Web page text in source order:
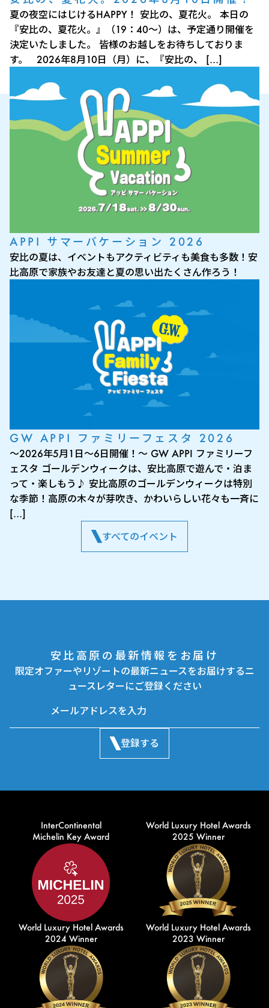
夏の夜空にはじけるHAPPY！ 安比の、夏花火。 本日の
『安比の、夏花火。』（19：40～）は、予定通り開催を
決定いたしました。 皆様のお越しをお待ちしておりま
す。 2026年8月10日（月）に、『安比の、 […]
APPI サマーバケーション 2026
安比の夏は、イベントもアクティビティも美食も多数！安
比高原で家族やお友達と夏の思い出たくさん作ろう！
GW APPI ファミリーフェスタ 2026
～2026年5月1日～6日開催！～ GW APPI ファミリーフ
ェスタ ゴールデンウィークは、安比高原で遊んで・泊ま
って・楽しもう♪ 安比高原のゴールデンウィークは特別
な季節！高原の木々が芽吹き、かわいらしい花々も一斉に
[…]
すべてのイベント
安比高原の最新情報をお届け
限定オファーやリゾートの最新ニュースをお届けするニ
ュースレターにご登録ください
登録する
InterContinental
Michelin Key Award
World Luxury Hotel Awards
2025 Winner
World Luxury Hotel Awards
2024 Winner
World Luxury Hotel Awards
2023 Winner